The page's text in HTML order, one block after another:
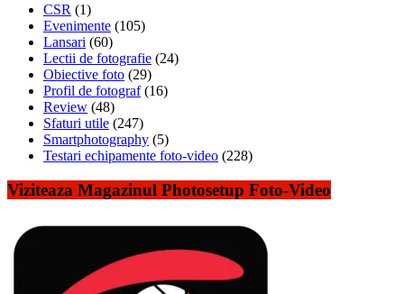
CSR (1)
Evenimente (105)
Lansari (60)
Lectii de fotografie (24)
Obiective foto (29)
Profil de fotograf(16)
Review (48)
Sfaturi utile (247)
Smartphotography (5)
Testari echipamente foto-video (228)
Viziteaza Magazinul Photosetup Foto-Video